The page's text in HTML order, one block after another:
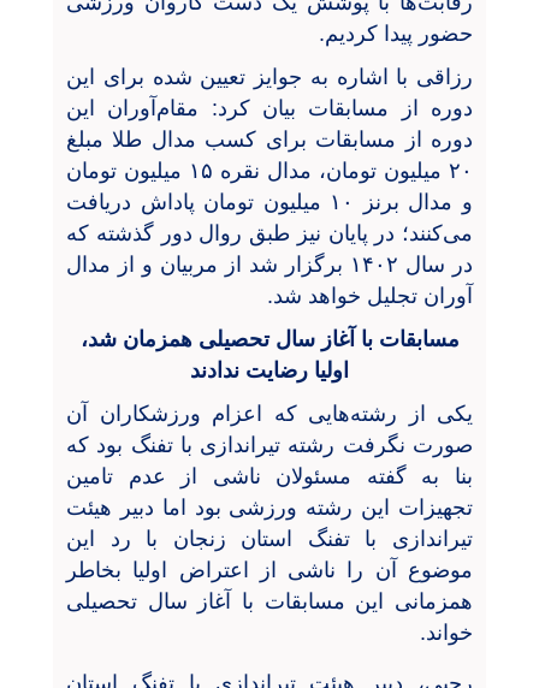
حضور پیدا کردیم.
رزاقی با اشاره به جوایز تعیین شده برای این
دوره از مسابقات بیان کرد: مقام‌آوران این
دوره از مسابقات برای کسب مدال طلا مبلغ
۲۰ میلیون تومان، مدال نقره ۱۵ میلیون تومان
و مدال برنز ۱۰ میلیون تومان پاداش دریافت
می‌کنند؛ در پایان نیز طبق روال دور گذشته که
در سال ۱۴۰۲ برگزار شد از مربیان و از مدال
آوران تجلیل خواهد شد.
مسابقات با آغاز سال تحصیلی همزمان شد،
اولیا رضایت ندادند
یکی از رشته‌هایی که اعزام ورزشکاران آن
صورت نگرفت رشته تیراندازی با تفنگ بود که
بنا به گفته مسئولان ناشی از عدم تامین
تجهیزات این رشته ورزشی بود اما دبیر هیئت
تیراندازی با تفنگ استان زنجان با رد این
موضوع آن را ناشی از اعتراض اولیا بخاطر
همزمانی این مسابقات با آغاز سال تحصیلی
خواند.
رجبی، دبیر هیئت تیراندازی با تفنگ استان